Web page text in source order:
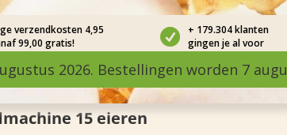
verzendkosten 4,95
99,00 gratis!
+ 179.304 klanten
gingen je al voor
2026. Bestellingen worden 7
15 eieren